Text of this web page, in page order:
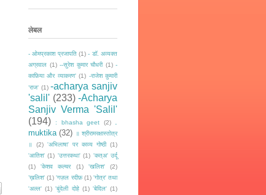
लेबल
- ओमप्रकाश प्रजापति (1) - डॉ. अव्यक्त
अग्रवाल (1) --सुरेश कुमार चौधरी (1) -
काफ़िया और व्याकरण' (1) -राजेश कुमारी
‘राज‘ (1) -acharya sanjiv
'salil' (233) -Acharya
Sanjiv Verma 'Salil'
(194)
: bhasha geet (2)
muktika (32)
॥ श्रीरामरक्षास्तोत्र
॥
(2) 'अभिलाषा' पर काव्य गोष्ठी (1)
'आतिश' (1) 'उत्तरकथा' (1) 'कत्अ' उर्दू
(1)
'केशव कल्चर (1) 'खलिश'
(2)
’ख़लिश' (1) 'गज़ल रदीफ़ (1) 'गोत्र' तथा
'अल्ल' (1) 'बुंदेली दोहे (1) 'बेदिल' (1)